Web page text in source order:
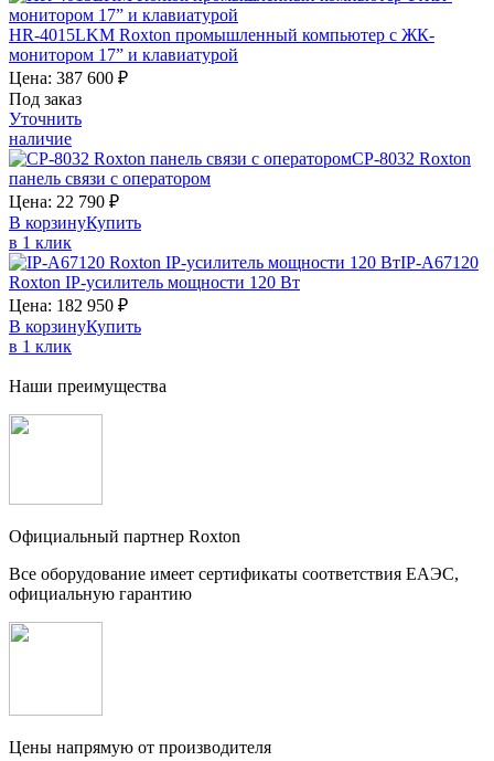
HR-4015LKM Roxton промышленный компьютер с ЖК-
монитором 17” и клавиатурой
Цена: 387 600 ₽
Под заказ
Уточнить
наличие
CP-8032 Roxton
панель связи с оператором
Цена: 22 790 ₽
В корзинуКупить
в 1 клик
IP-A67120
Roxton IP-усилитель мощности 120 Вт
Цена: 182 950 ₽
В корзинуКупить
в 1 клик
Наши преимущества
Официальный партнер Roxton
Все оборудование имеет сертификаты соответствия ЕАЭС,
официальную гарантию
Цены напрямую от производителя